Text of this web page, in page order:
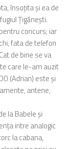
însoțita și ea de
Țigănești.
concurs; iar
fata de telefon
de bine se va
care le-am auzit
(Adrian) este și
antene,
la Babele și
intre analogic
la cabana,